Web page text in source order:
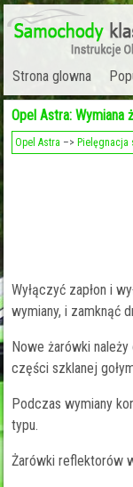
Strona glowna
Opel Astra: Wymiana
Opel Astra –> Pielęgnacja
Wyłączyć zapłon i
wymiany, i zamknąć
Nowe żarówki
części szklanej
Podczas wymiany
typu.
Żarówki reflektorów